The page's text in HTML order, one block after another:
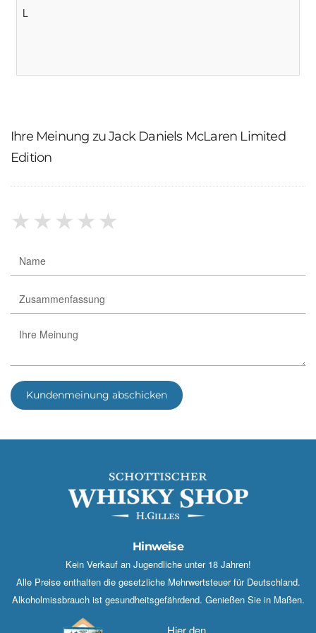
L
Ihre Meinung zu Jack Daniels McLaren Limited
Edition
★★★★★
Kundenmeinung abschicken
Hinweise
Kein Verkauf an Jugendliche unter 18 Jahren!
Alle Preise enthalten die gesetzliche Mehrwertsteuer für Deutschland.
Alkoholmissbrauch ist gesundheitsgefährdend. Genießen Sie in Maßen.
Hier den